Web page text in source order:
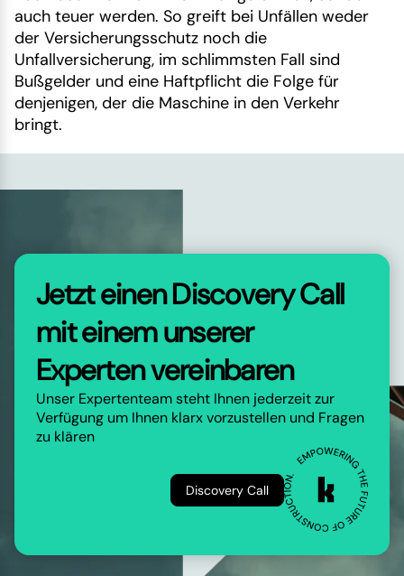
auch teuer werden. So greift bei Unfällen weder
der Versicherungsschutz noch die
Unfallversicherung, im schlimmsten Fall sind
Bußgelder und eine Haftpflicht die Folge für
denjenigen, der die Maschine in den Verkehr
bringt.
Jetzt einen Discovery Call
mit einem unserer
Experten vereinbaren
Unser Expertenteam steht Ihnen jederzeit zur
Verfügung um Ihnen klarx vorzustellen und Fragen
zu klären
Discovery Call